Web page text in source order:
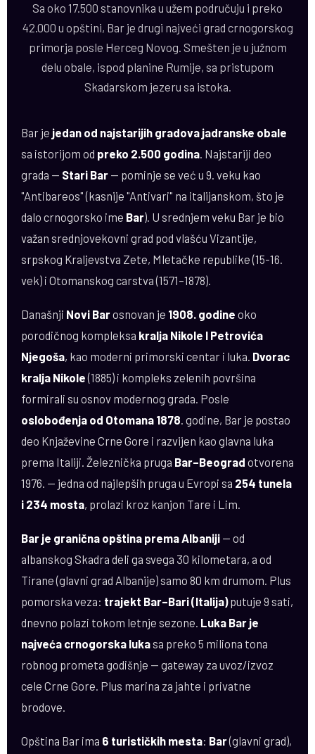
Sa oko 17.500 stanovnika u užem područuju i preko
42.000 u opštini, Bar je drugi najveći grad crnogorskog
primorja posle Herceg Novog. Smešten je u južnom
delu obale, ispod planine Rumije, sa pristupom
Skadarskom jezeru sa istoka.
Bar je jedan od najstarijih gradova jadranske obale
sa istorijom od preko 2.500 godina. Najstariji deo
grada — Stari Bar — pominje se već u 9. veku kao
"Antibareos" (kasnije "Antivari" na italijanskom, što je
dalo crnogorsko ime Bar). U srednjem veku Bar je bio
važan srednjovekovni grad pod vlašću Vizantije,
srpskog Kraljevstva Zete, Mletačke republike (15-16.
vek) i Otomanskog carstva (1571–1878).
Današnji Novi Barosnovan je 1908. godine oko
porodičnog kompleksa kralja Nikole I Petrovića
Njegoša, kao moderni primorski centar i luka. Dvorac
kralja Nikole(1885) i kompleks zelenih površina
formirali su osnov modernog grada. Posle
oslobođenja od Otomana 1878. godine, Bar je postao
deo Knjaževine Crne Gore i razvijen kao glavna luka
prema Italiji. Železnička pruga Bar–Beograd otvorena
1976. — jedna od najlepših pruga u Evropi sa 254 tunela
i 234 mosta, prolazi kroz kanjon Tare i Lim.
Bar je granična opština prema Albaniji — od
albanskog Skadra deli ga svega 30 kilometara, a od
Tirane (glavni grad Albanije) samo 80 km drumom. Plus
pomorska veza: trajekt Bar–Bari (Italija)putuje 9 sati,
dnevno polazi tokom letnje sezone. Luka Bar je
najveća crnogorska lukasa preko 5 miliona tona
robnog prometa godišnje — gateway za uvoz/izvoz
cele Crne Gore. Plus marina za jahte i privatne
brodove.
Opština Bar ima 6 turističkih mesta: Bar(glavni grad),